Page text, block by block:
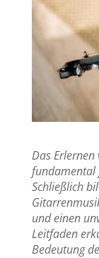
Das
fundamental
Schließlich
und einen
Leitfaden
Bedeutung